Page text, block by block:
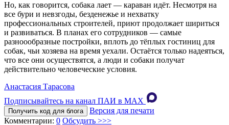
Но, как говорится, собака лает — караван идёт. Несмотря на
все бури и невзгоды, безденежье и нехватку
профессиональных строителей, приют продолжает шириться
и развиваться. В планах его сотрудников — самые
разноообразные постройки, вплоть до тёплых гостиниц для
собак, чьи хозяева на время уехали. Остаётся только надеяться,
что все они осуществятся, а люди и собаки получат
действительно человеческие условия.
Анастасия Тарасова
Подписывайтесь на канал ПАИ в MAХ
Получить код для блога
Версия для печати
Комментарии: 0 Обсудить >>>